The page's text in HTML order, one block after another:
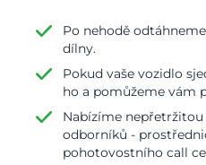
Po nehodě
dílny.
Pokud vaše vozidlo
ho a pomůžeme vám
Nabízíme
odborníků -
pohotovostního call